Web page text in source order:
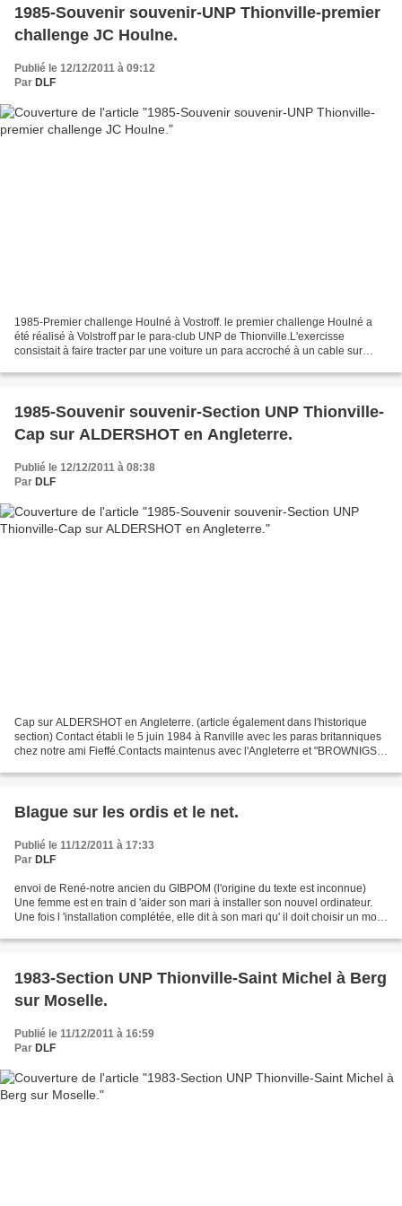
1985-Souvenir souvenir-UNP Thionville-premier
challenge JC Houlne.
Publié le 12/12/2011 à 09:12
Par DLF
1985-Premier challenge Houlné à Vostroff. le premier challenge Houlné a
été réalisé à Volstroff par le para-club UNP de Thionville.L'exercisse
consistait à faire tracter par une voiture un para accroché à un cable sur
1985-Souvenir souvenir-Section UNP Thionville-
Cap sur ALDERSHOT en Angleterre.
Publié le 12/12/2011 à 08:38
Par DLF
Cap sur ALDERSHOT en Angleterre. (article également dans l'historique
section) Contact établi le 5 juin 1984 à Ranville avec les paras britanniques
chez notre ami Fieffé.Contacts maintenus avec l'Angleterre et "BROWNIGS
Blague sur les ordis et le net.
Publié le 11/12/2011 à 17:33
Par DLF
envoi de René-notre ancien du GIBPOM (l'origine du texte est inconnue)
Une femme est en train d 'aider son mari à installer son nouvel ordinateur.
Une fois l 'installation complétée, elle dit à son mari qu' il doit choisir un mot
1983-Section UNP Thionville-Saint Michel à Berg
sur Moselle.
Publié le 11/12/2011 à 16:59
Par DLF